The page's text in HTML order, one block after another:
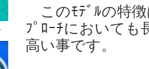
このﾓﾃﾞﾙの特徴
ﾌﾟﾛｰﾁにおいても
高い事です。